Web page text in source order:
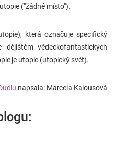
("žádné místo").
která označuje specifický
vědeckofantastických
je utopie (utopický svět).
napsala: Marcela Kalousová